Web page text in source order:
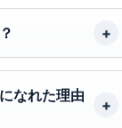
なれた理由